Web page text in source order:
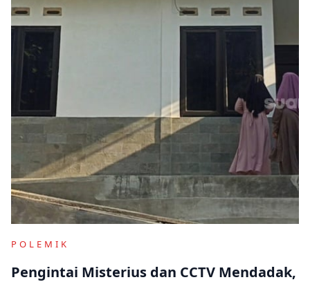
POLEMIK
Pengintai Misterius dan CCTV Mendadak,